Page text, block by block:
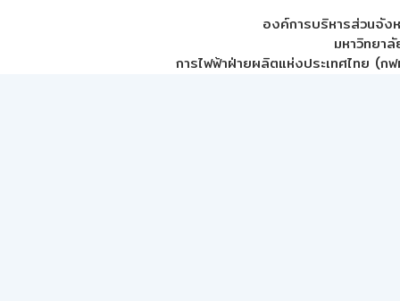
องค์การบริหารส่วนจัง
มหาวิทยา
การไฟฟ้าฝ่ายผลิตแห่งประเทศไทย (กฟ